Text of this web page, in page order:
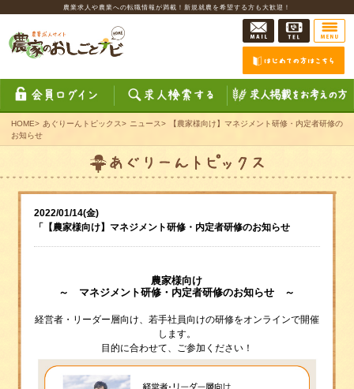
農業求人や農業への転職情報が満載！新規就農を希望する方も大歓迎！
HOME> あぐりーんトピックス> ニュース>
【農家様向け】マネジメント研修・内定者研修の
お知らせ
2022/01/14(金)
「【農家様向け】マネジメント研修・内定者研修のお知らせ
農家様向け
～ マネジメント研修・内定者研修のお知らせ ～
経営者・リーダー層向け、若手社員向けの研修をオンラインで開催
します。
目的に合わせて、ご参加ください！